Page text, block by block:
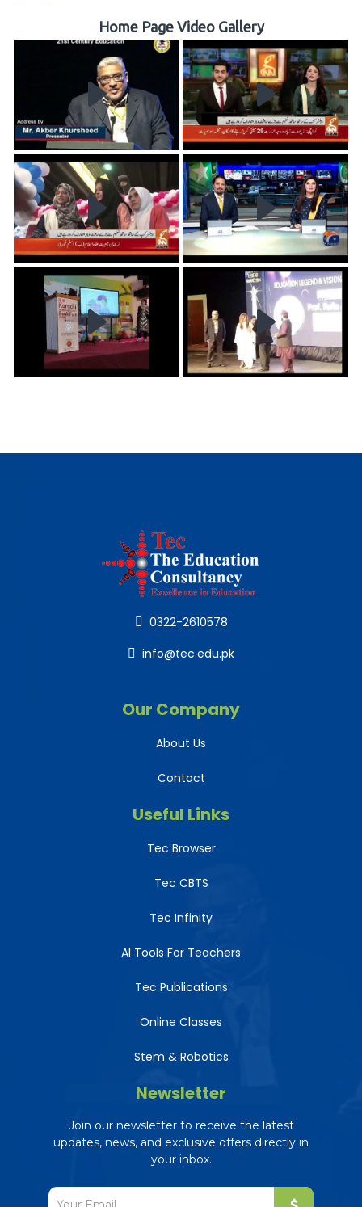
Home Page Video Gallery
0322-2610578
info@tec.edu.pk
Our Company
About Us
Contact
Useful Links
Tec Browser
Tec CBTS
Tec Infinity
AI Tools For Teachers
Tec Publications
Online Classes
Stem & Robotics
Newsletter
Join our newsletter to receive the latest
updates, news, and exclusive offers directly in
your inbox.